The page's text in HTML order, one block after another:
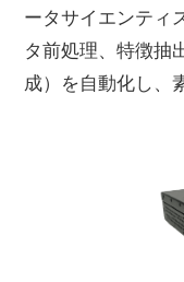
ータサイエンティ
タ前処理、特徴抽
成）を自動化し、